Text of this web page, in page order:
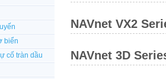
biển
cố tràn dầu
NAVnet VX2
NAVnet 3D